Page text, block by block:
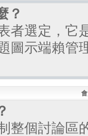
？
者選定，它
圖示端賴管
整個討論區